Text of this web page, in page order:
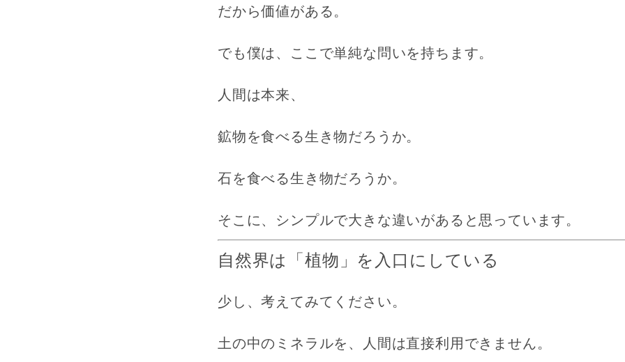
だから価値がある。
でも僕は、ここで単純な問いを持ちます。
人間は本来、
鉱物を食べる生き物だろうか。
石を食べる生き物だろうか。
そこに、シンプルで大きな違いがあると思っています。
自然界は「植物」を入口にしている
少し、考えてみてください。
土の中のミネラルを、人間は直接利用できません。